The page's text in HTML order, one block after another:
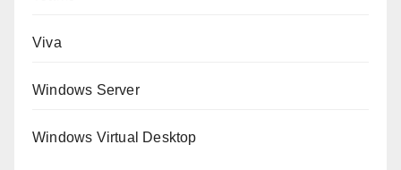
Viva
Windows Server
Windows Virtual Desktop